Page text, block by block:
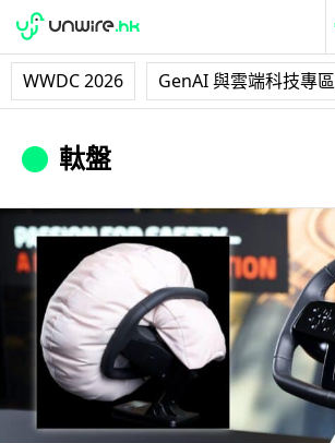
WWDC 2026 GenAI 與雲端科技專區
軚盤